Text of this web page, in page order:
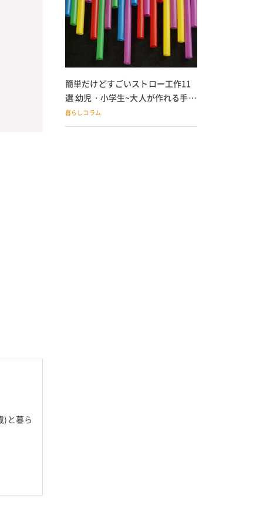
)と暮ら
簡単だけどすごいストロー工作11
選 幼児・小学生~大人が作れる手作
りおもちゃ
暮らしコラム